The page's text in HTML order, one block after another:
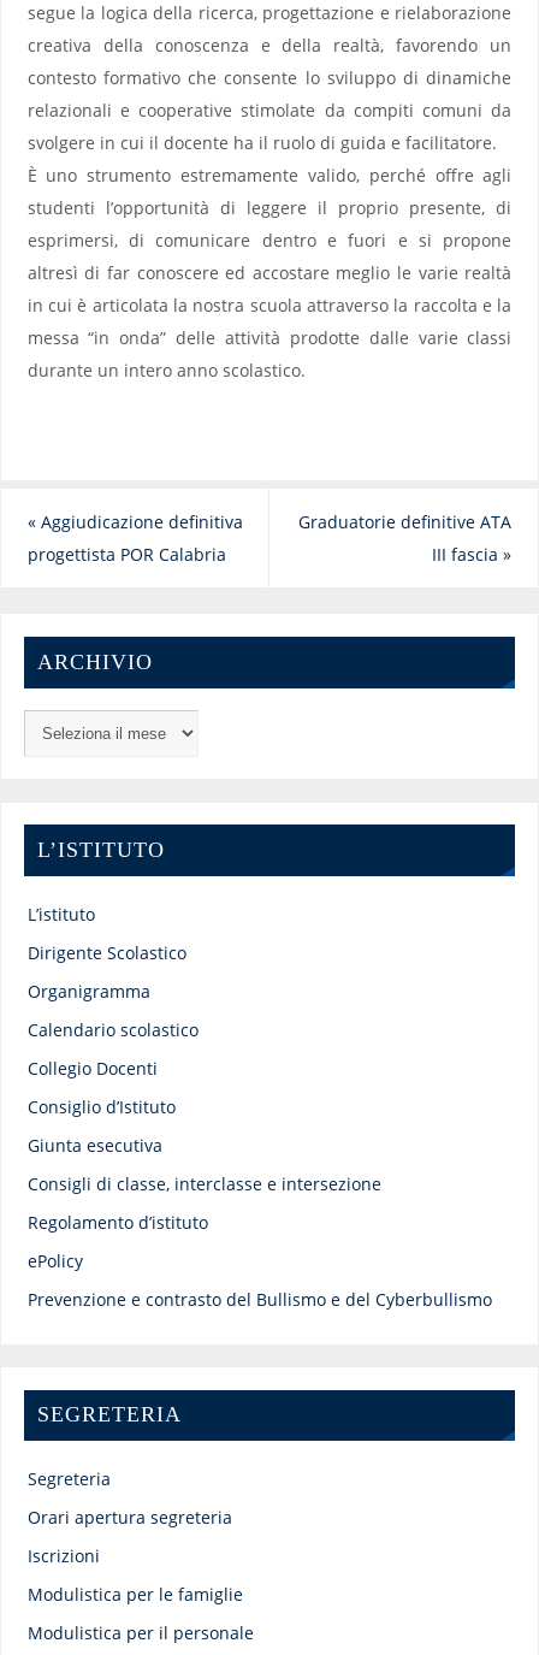
segue la logica della ricerca, progettazione e rielaborazione
creativa della conoscenza e della realtà, favorendo un
contesto formativo che consente lo sviluppo di dinamiche
relazionali e cooperative stimolate da compiti comuni da
svolgere in cui il docente ha il ruolo di guida e facilitatore.
È uno strumento estremamente valido, perché offre agli
studenti l’opportunità di leggere il proprio presente, di
esprimersi, di comunicare dentro e fuori e si propone
altresì di far conoscere ed accostare meglio le varie realtà
in cui è articolata la nostra scuola attraverso la raccolta e la
messa “in onda” delle attività prodotte dalle varie classi
durante un intero anno scolastico.
«Aggiudicazione definitiva
progettista POR Calabria
Graduatorie definitive ATA
III fascia»
ARCHIVIO
L’ISTITUTO
L’istituto
Dirigente Scolastico
Organigramma
Calendario scolastico
Collegio Docenti
Consiglio d’Istituto
Giunta esecutiva
Consigli di classe, interclasse e intersezione
Regolamento d’istituto
ePolicy
Prevenzione e contrasto del Bullismo e del Cyberbullismo
SEGRETERIA
Segreteria
Orari apertura segreteria
Iscrizioni
Modulistica per le famiglie
Modulistica per il personale